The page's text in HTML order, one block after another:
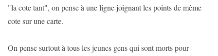
"la cote tant", on pense à une ligne joignant les points de même
cote sur une carte.
On pense surtout à tous les jeunes gens qui sont morts pour